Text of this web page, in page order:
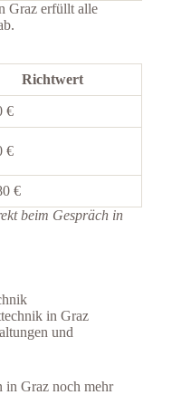
Graz erfüllt alle
Richtwert
€
€
€
beim Gespräch in
in Graz
und
in Graz noch mehr